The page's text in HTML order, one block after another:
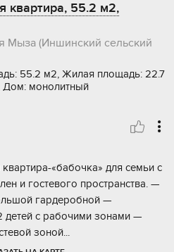
квартира, 55.2 м2,
Мыза (Иншинский сельский
55.2 м2, Жилая площадь: 22.7
Дом: монолитный
«бaбочкa» для сeмьи c
и гостeвoгo прocтрaнcтвa. —
гaрдеpобнoй —
дeтeй с paбочими зoнaми —
зоной...